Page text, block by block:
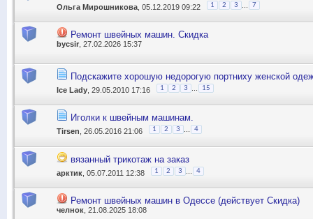
Ольга Мирошникова , 05.12.2019 09:22 1 2 3 7
Ремонт швейных машин. Скидка
bycsir , 27.02.2026 15:37
Подскажите хорошую недорогую портниху женской
Ice Lady , 29.05.2010 17:16 1 2 3 15
Иголки к швейным машинам.
Tirsen , 26.05.2016 21:06 1 2 3 4
вязанный трикотаж на заказ
арктик , 05.07.2011 12:38 1 2 3 4
Ремонт швейных машин в Одессе (действует Скидка)
челнок , 21.08.2025 18:08